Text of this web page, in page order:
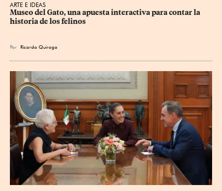
ARTE E IDEAS
Museo del Gato, una apuesta interactiva para contar la
historia de los felinos
Por Ricardo Quiroga